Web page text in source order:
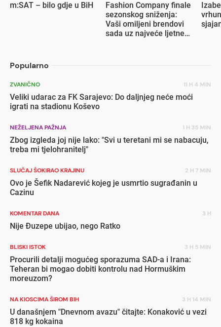
m:SAT – bilo gdje u BiH
Fashion Company finale
sezonskog sniženja:
Vaši omiljeni brendovi
sada uz najveće ljetne
Popularno
ZVANIČNO 11 H 4 MIN
Veliki udarac za FK Sarajevo: Do daljnjeg neće moći
igrati na stadionu Koševo
NEŽELJENA PAŽNJA 1 H 35 MIN
Zbog izgleda joj nije lako: "Svi u teretani mi se nabacuju,
treba mi tjelohranitelj"
SLUČAJ ŠOKIRAO KRAJINU 2 H 7 MIN
Ovo je Šefik Nadarević kojeg je usmrtio sugrađanin u
Cazinu
KOMENTAR DANA 3 H
Nije Đuzepe ubijao, nego Ratko
BLISKI ISTOK 3 H 5 MIN
Procurili detalji mogućeg sporazuma SAD-a i Irana:
Teheran bi mogao dobiti kontrolu nad Hormuškim
moreuzom?
NA KIOSCIMA ŠIROM BIH 3 H 14 MIN
U današnjem "Dnevnom avazu" čitajte: Konaković u vezi
818 kg kokaina